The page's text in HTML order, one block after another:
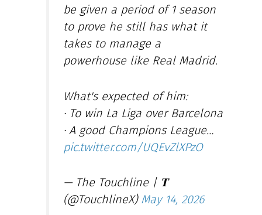
be given a period of 1 season
to prove he still has what it
takes to manage a
powerhouse like Real Madrid.
What's expected of him:
· To win La Liga over Barcelona
· A good Champions League…
pic.twitter.com/UQEvZlXPzO
— The Touchline | 𝐓
(@TouchlineX) May 14, 2026